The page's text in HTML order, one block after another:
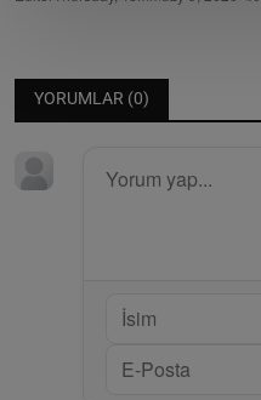
YORUMLAR (0)